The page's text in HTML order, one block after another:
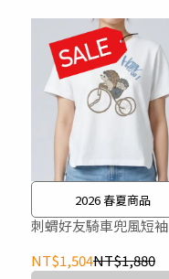
2026 春夏商品
刺蝟好友騎車兜風短袖
NT$1,504NT$1,880